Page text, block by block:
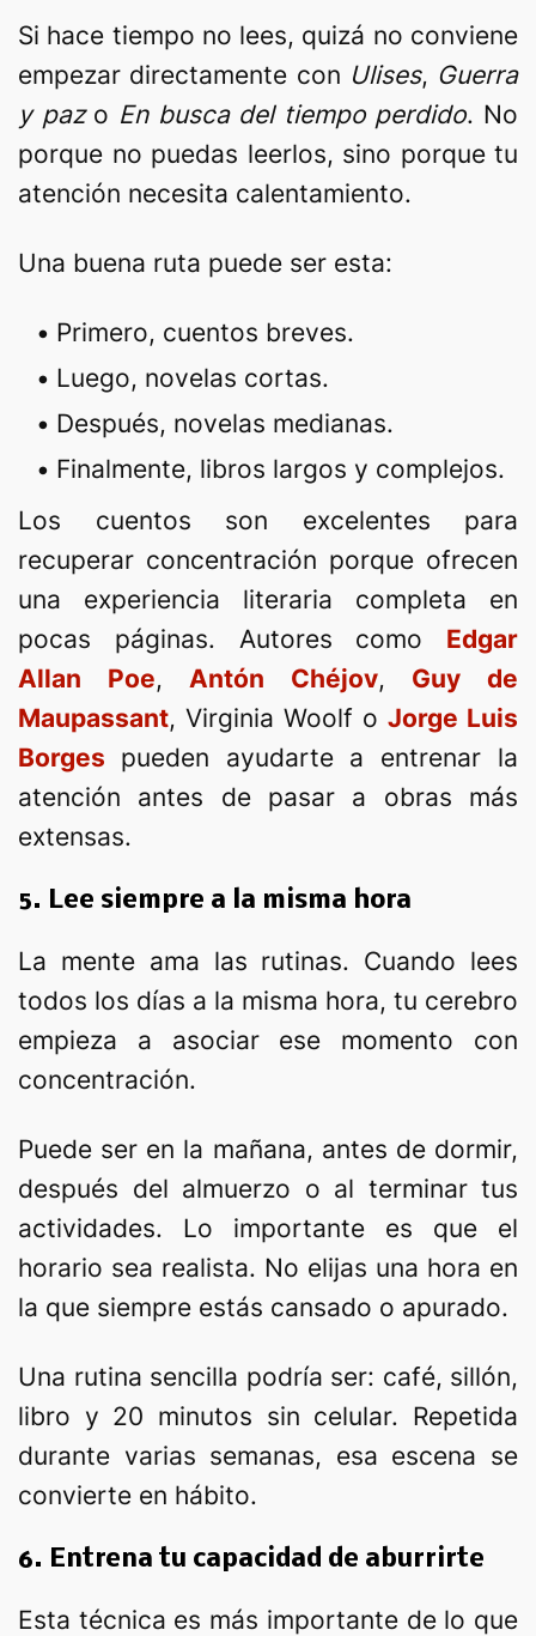
Si hace tiempo no lees, quizá no conviene
empezar directamente con Ulises, Guerra
y pazo En busca del tiempo perdido. No
porque no puedas leerlos, sino porque tu
atención necesita calentamiento.
Una buena ruta puede ser esta:
Primero, cuentos breves.
Luego, novelas cortas.
Después, novelas medianas.
Finalmente, libros largos y complejos.
Los cuentos son excelentes para
recuperar concentración porque ofrecen
una experiencia literaria completa en
pocas páginas. Autores como Edgar
Allan Poe,Antón Chéjov, Guy de
Maupassant, Virginia Woolf o Jorge Luis
Borges pueden ayudarte a entrenar la
atención antes de pasar a obras más
extensas.
5. Lee siempre a la misma hora
La mente ama las rutinas. Cuando lees
todos los días a la misma hora, tu cerebro
empieza a asociar ese momento con
concentración.
Puede ser en la mañana, antes de dormir,
después del almuerzo o al terminar tus
actividades. Lo importante es que el
horario sea realista. No elijas una hora en
la que siempre estás cansado o apurado.
Una rutina sencilla podría ser: café, sillón,
libro y 20 minutos sin celular. Repetida
durante varias semanas, esa escena se
convierte en hábito.
6. Entrena tu capacidad de aburrirte
Esta técnica es más importante de lo que